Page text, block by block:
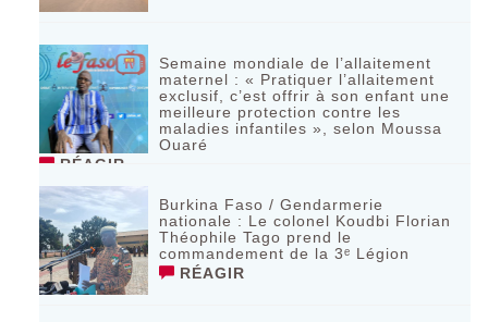
Semaine mondiale de l’allaitement
maternel : « Pratiquer l’allaitement
exclusif, c’est offrir à son enfant une
meilleure protection contre les
maladies infantiles », selon Moussa
Ouaré
RÉAGIR
Burkina Faso / Gendarmerie
nationale : Le colonel Koudbi Florian
Théophile Tago prend le
commandement de la 3ᵉ Légion
RÉAGIR